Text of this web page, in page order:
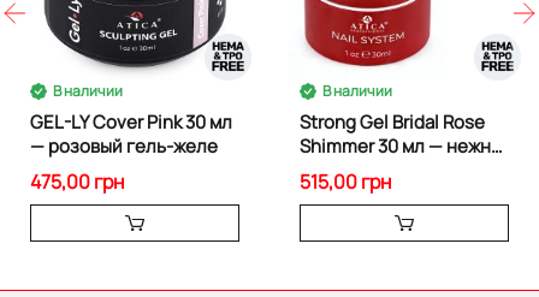
В наличии
GEL-LY Cover Pink 30 мл
— розовый гель-желе
475,00 грн
В наличии
Strong Gel Bridal Rose
Shimmer 30 мл — нежно-
розовый билдер-гель
515,00 грн